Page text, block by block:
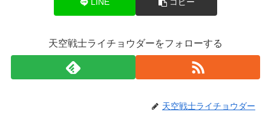
LINE コピー
天空戦士ライチョウダーをフォローする
天空戦士ライチョウダー